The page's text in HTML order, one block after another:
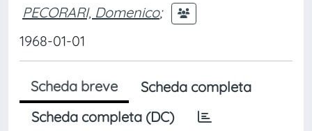
PECORARI, Domenico;
1968-01-01
Scheda breve
Scheda completa
Scheda completa (DC)